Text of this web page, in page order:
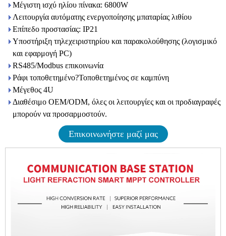
Μέγιστη ισχύ ηλίου πίνακα: 6800W
Λειτουργία αυτόματης ενεργοποίησης μπαταρίας λιθίου
Επίπεδο προστασίας: IP21
Υποστήριξη τηλεχειριστηρίου και παρακολούθησης (λογισμικό
και εφαρμογή PC)
RS485/Modbus επικοινωνία
Ράφι τοποθετημένο?Τοποθετημένος σε καμπύνη
Μέγεθος 4U
Διαθέσιμο OEM/ODM, όλες οι λειτουργίες και οι προδιαγραφές
μπορούν να προσαρμοστούν.
Επικοινωνήστε μαζί μας